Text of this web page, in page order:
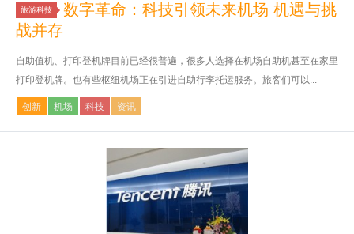
旅游科技
数字革命：科技引领未来机场 机遇与挑
战并存
自助值机、打印登机牌目前已经很普遍，很多人选择在机场自助机甚至在家里
打印登机牌。也有些枢纽机场正在引进自助行李托运服务。旅客们可以...
创新 机场 科技 资讯